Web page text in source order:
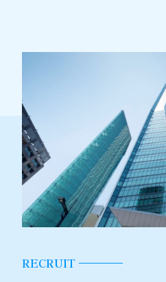
RECRUIT